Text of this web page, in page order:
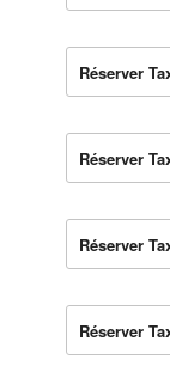
Réserver
Réserver
Réserver
Réserver